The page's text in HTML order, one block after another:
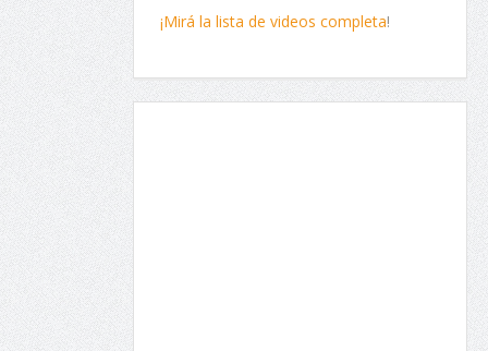
¡Mirá la lista de videos completa!